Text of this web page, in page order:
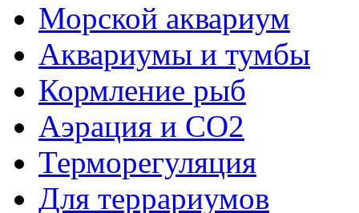
Морской аквариум
Аквариумы и тумбы
Кормление рыб
Аэрация и СО2
Терморегуляция
Для террариумов